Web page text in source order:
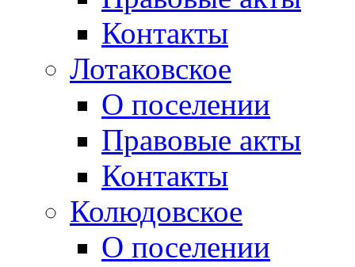
Контакты
Лотаковское
О поселении
Правовые акты
Контакты
Колюдовское
О поселении